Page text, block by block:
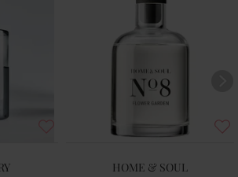
HOME & SOUL